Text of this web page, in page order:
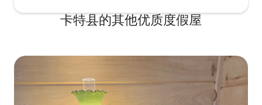
卡特县的其他优质度假屋